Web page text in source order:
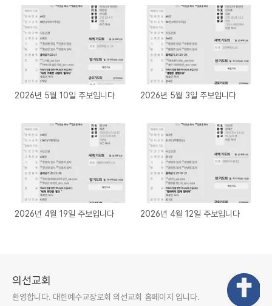
2026년 5월 10일 주보입니다 2026년 5월 3일 주보입니다
2026년 4월 19일 주보입니다 2026년 4월 12일 주보입니다
의선교회
환영합니다. 대한예수교장로회 의선교회 홈페이지 입니다.